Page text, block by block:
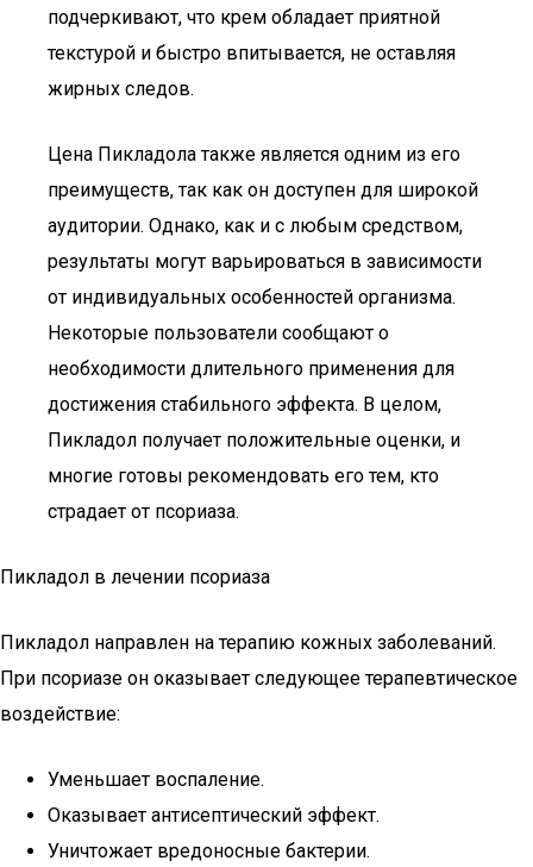
подчеркивают, что крем обладает приятной
текстурой и быстро впитывается, не оставляя
жирных следов.
Цена Пикладола также является одним из его
преимуществ, так как он доступен для широкой
аудитории. Однако, как и с любым средством,
результаты могут варьироваться в зависимости
от индивидуальных особенностей организма.
Некоторые пользователи сообщают о
необходимости длительного применения для
достижения стабильного эффекта. В целом,
Пикладол получает положительные оценки, и
многие готовы рекомендовать его тем, кто
страдает от псориаза.
Пикладол в лечении псориаза
Пикладол направлен на терапию кожных заболеваний.
При псориазе он оказывает следующее терапевтическое
воздействие:
Уменьшает воспаление.
Оказывает антисептический эффект.
Уничтожает вредоносные бактерии.